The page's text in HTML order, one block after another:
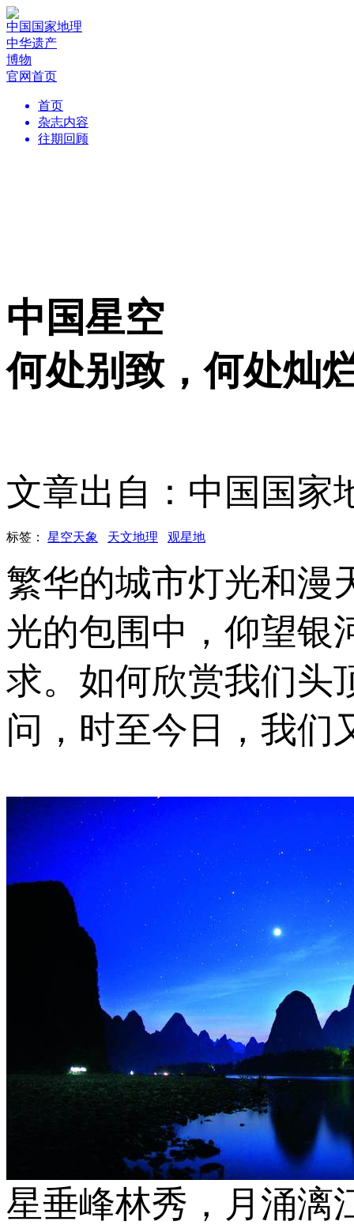
中国国家地理
中华遗产
博物
官网首页
首页
杂志内容
往期回顾
中国星空
何处别致，何处灿
文章出自：中国国家
标签： 星空天象 天文地理 观星地
繁华的城市灯光和
光的包围中，仰望银
求。如何欣赏我们头
问，时至今日，我们
星垂峰林秀，月涌漓